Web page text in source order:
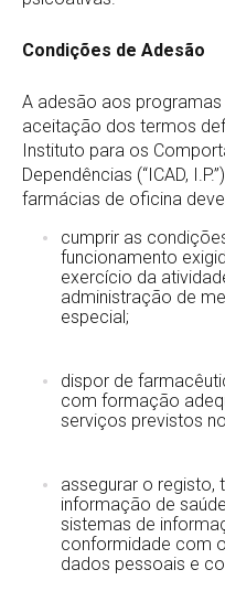
Condições de Adesão
A adesão aos
aceitação dos termos
Instituto para os
Dependências (“ICAD,
farmácias de oficina
cumprir as
funcionamento
exercício da
administração de
especial;
dispor de
com formação
serviços previstos
assegurar o registo,
informação de
sistemas de
conformidade com
dados pessoais e